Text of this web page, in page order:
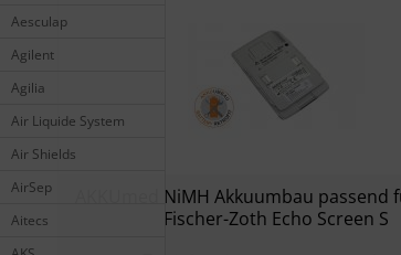
Aesculap
Agilent
Agilia
Air Liquide System
Air Shields
AirSep
Aitecs
AKKUmed NiMH Akkuumbau passend
Fischer-Zoth Echo Screen S